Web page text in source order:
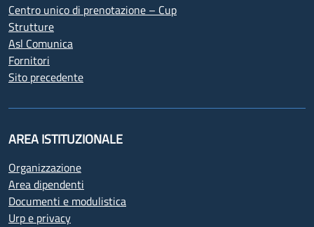
Centro unico di prenotazione – Cup
Strutture
Asl Comunica
Fornitori
Sito precedente
AREA ISTITUZIONALE
Organizzazione
Area dipendenti
Documenti e modulistica
Urp e privacy